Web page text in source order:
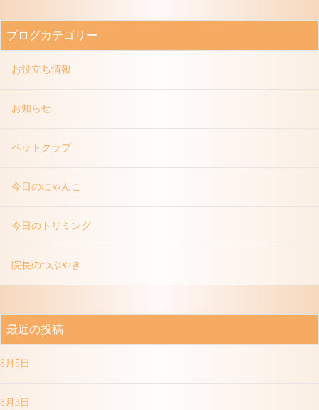
ブログカテゴリー
お役立ち情報
お知らせ
ペットクラブ
今日のにゃんこ
今日のトリミング
院長のつぶやき
最近の投稿
8月5日
8月3日